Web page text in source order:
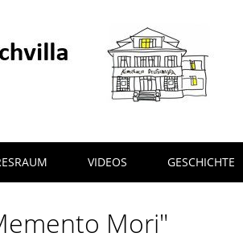
VIDEOS GESCHICHTE
Mori"